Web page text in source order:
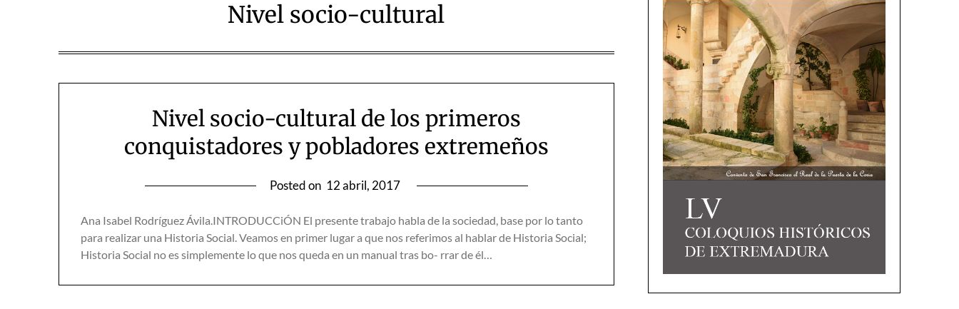
Nivel socio-cultural
Nivel socio-cultural de los primeros
conquistadores y pobladores extremeños
Posted on 12 abril, 2017
Ana Isabel Rodríguez Ávila.INTRODUCCiÓN El presente trabajo habla de la sociedad, base por lo tanto
para realizar una Historia Social. Veamos en primer lugar a que nos referimos al hablar de Historia Social;
Historia Social no es simplemente lo que nos queda en un manual tras bo- rrar de él…